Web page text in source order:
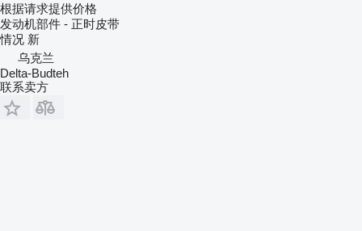
根据请求提供价格
发动机部件 - 正时皮带
情况 新
乌克兰
Delta-Budteh
联系卖方